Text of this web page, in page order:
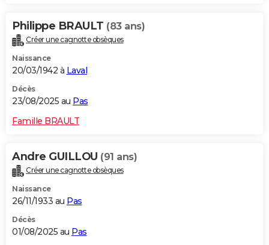
Philippe BRAULT (83 ans)
Créer une cagnotte obsèques
Naissance
20/03/1942 à Laval
Décès
23/08/2025 au Pas
Famille BRAULT
Andre GUILLOU (91 ans)
Créer une cagnotte obsèques
Naissance
26/11/1933 au Pas
Décès
01/08/2025 au Pas